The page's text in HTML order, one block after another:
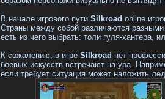
В начале игрового пути Silkroad online
Страны между собой различаются
есть из чего выбрать: толи гуля-хантера,
К сожалению, в игре Silkroad нет
боевых искусств встречают на ура.
если требует ситуация может наложить